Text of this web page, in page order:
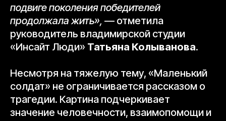
подвиге поколения победителей
продолжала жить», — отметила
руководитель владимирской студии
«Инсайт Люди» Татьяна Колыванова.
Несмотря на тяжелую тему, «Маленький
солдат» не ограничивается рассказом о
трагедии. Картина подчеркивает
значение человечности, взаимопомощи и